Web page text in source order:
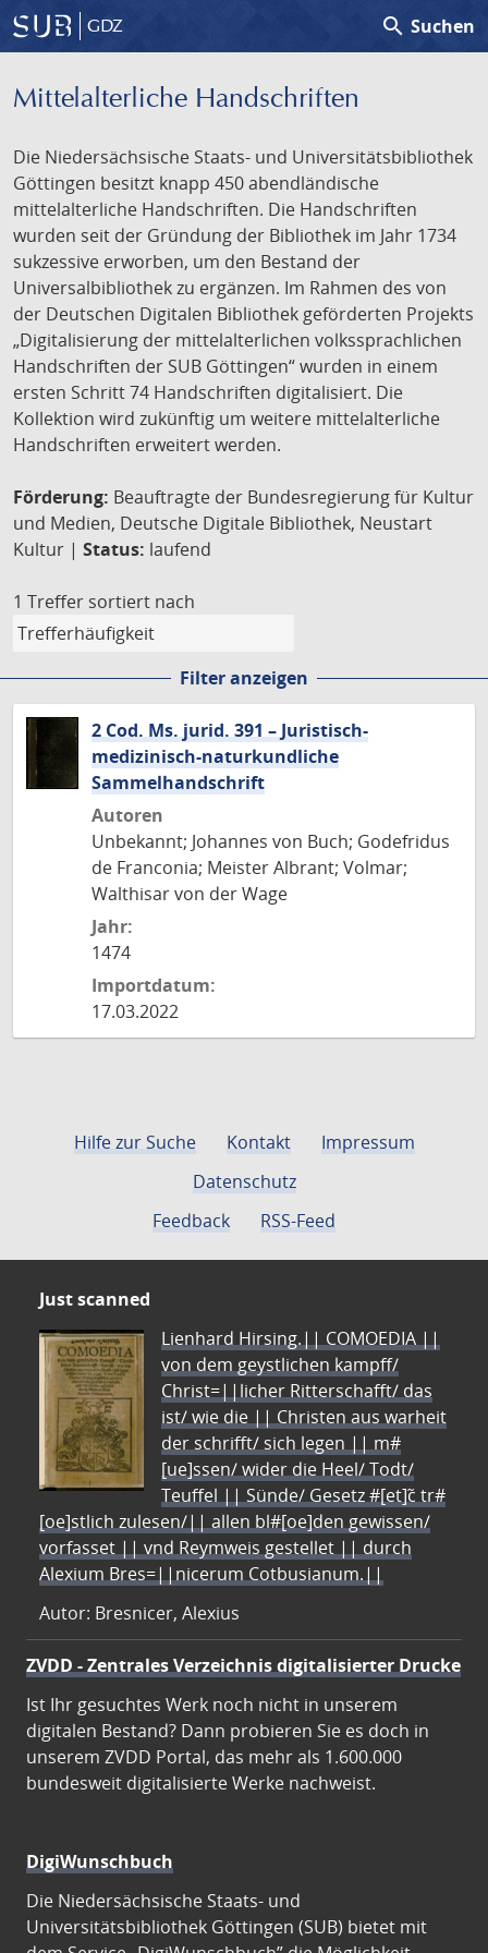
GDZ search Suchen
Mittelalterliche Handschriften
Die Niedersächsische Staats- und Universitätsbibliothek
Göttingen besitzt knapp 450 abendländische
mittelalterliche Handschriften. Die Handschriften
wurden seit der Gründung der Bibliothek im Jahr 1734
sukzessive erworben, um den Bestand der
Universalbibliothek zu ergänzen. Im Rahmen des von
der Deutschen Digitalen Bibliothek geförderten Projekts
„Digitalisierung der mittelalterlichen volkssprachlichen
Handschriften der SUB Göttingen“ wurden in einem
ersten Schritt 74 Handschriften digitalisiert. Die
Kollektion wird zukünftig um weitere mittelalterliche
Handschriften erweitert werden.
Förderung: Beauftragte der Bundesregierung für Kultur
und Medien, Deutsche Digitale Bibliothek, Neustart
Kultur | Status: laufend
1 Treffer sortiert nach
Filter anzeigen
2 Cod. Ms. jurid. 391 – Juristisch-
medizinisch-naturkundliche
Sammelhandschrift
Autoren
Unbekannt; Johannes von Buch; Godefridus
de Franconia; Meister Albrant; Volmar;
Walthisar von der Wage
Jahr:
1474
Importdatum:
17.03.2022
Hilfe zur Suche Kontakt
Impressum
Datenschutz
Feedback
RSS-Feed
Just scanned
Lienhard Hirsing.|| COMOEDIA ||
von dem geystlichen kampff/
Christ=||licher Ritterschafft/ das
ist/ wie die || Christen aus warheit
der schrifft/ sich legen || m#
[ue]ssen/ wider die Heel/ Todt/
Teuffel || Sünde/ Gesetz #[et]c̃ tr#
[oe]stlich zulesen/|| allen bl#[oe]den gewissen/
vorfasset || vnd Reymweis gestellet || durch
Alexium Bres=||nicerum Cotbusianum.||
Autor: Bresnicer, Alexius
ZVDD - Zentrales Verzeichnis digitalisierter Drucke
Ist Ihr gesuchtes Werk noch nicht in unserem
digitalen Bestand? Dann probieren Sie es doch in
unserem ZVDD Portal, das mehr als 1.600.000
bundesweit digitalisierte Werke nachweist.
DigiWunschbuch
Die Niedersächsische Staats- und
Universitätsbibliothek Göttingen (SUB) bietet mit